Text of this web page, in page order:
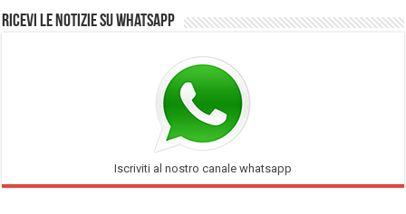
Ricevi le notizie su Whatsapp
Iscriviti al nostro canale whatsapp